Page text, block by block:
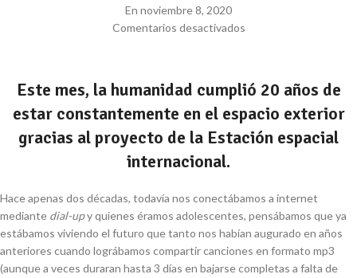
En noviembre 8, 2020
Comentarios desactivados
Este mes, la humanidad cumplió 20 años de
estar constantemente en el espacio exterior
gracias al proyecto de la Estación espacial
internacional.
Hace apenas dos décadas, todavía nos conectábamos a internet
mediante dial-upy quienes éramos adolescentes, pensábamos que ya
estábamos viviendo el futuro que tanto nos habían augurado en años
anteriores cuando lográbamos compartir canciones en formato mp3
(aunque a veces duraran hasta 3 días en bajarse completas a falta de